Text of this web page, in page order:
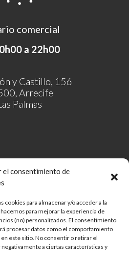
el consentimiento de
cookies para almacenar y/o acceder a la
para mejorar la experiencia de
(no) personalizados. El consentimiento
procesar datos como el comportamiento
en este sitio. No consentir o retirar el
a ciertas características y
comercial
a 22h00
y Castillo, 156
Arrecife
Palmas
Open Mall Lanzarote CB
Aviso legal
de cookies
de Datos